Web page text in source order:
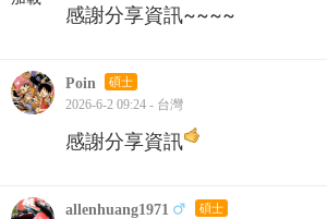
感謝分享資訊~~~~
Poin 碩士
2026-6-2 09:24 - 台灣
感謝分享資訊
allenhuang1971 碩士